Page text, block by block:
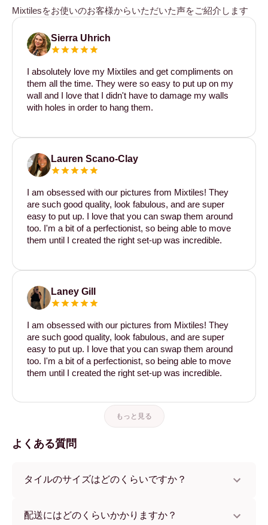
Mixtilesをお使いのお客様からいただいた声をご紹介します
Sierra Uhrich
I absolutely love my Mixtiles and get compliments on
them all the time. They were so easy to put up on my
wall and I love that I didn't have to damage my walls
with holes in order to hang them.
Lauren Scano-Clay
I am obsessed with our pictures from Mixtiles! They
are such good quality, look fabulous, and are super
easy to put up. I love that you can swap them around
too. I'm a bit of a perfectionist, so being able to move
them until I created the right set-up was incredible.
Laney Gill
I am obsessed with our pictures from Mixtiles! They
are such good quality, look fabulous, and are super
easy to put up. I love that you can swap them around
too. I'm a bit of a perfectionist, so being able to move
them until I created the right set-up was incredible.
もっと見る
よくある質問
タイルのサイズはどのくらいですか？
フレームカラーからお選びいただけます。
配送にはどのくらいかかりますか？